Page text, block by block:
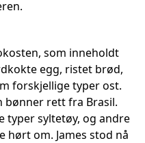
som inneholdt
egg, ristet brød,
forskjellige typer ost.
bønner rett fra Brasil.
typer syltetøy, og andre
hørt om. James stod nå